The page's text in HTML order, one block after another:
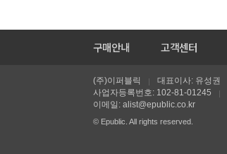
구매안내 고객센터
(주)이퍼블릭 | 대표이사: 유성권
사업자등록번호: 102-81-01245
|
이메일: alist@epublic.co.kr
© Epublic. All rights reserved.